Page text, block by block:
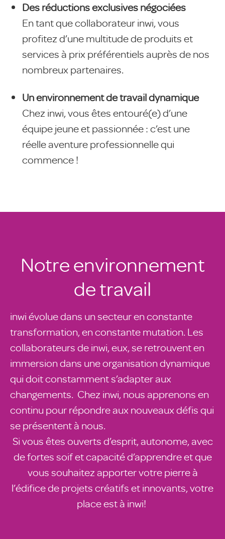
Des réductions exclusives négociées
En tant que collaborateur inwi, vous
profitez d’une multitude de produits et
services à prix préférentiels auprès de nos
nombreux partenaires.
Un environnement de travail dynamique
Chez inwi, vous êtes entouré(e) d’une
équipe jeune et passionnée : c’est une
réelle aventure professionnelle qui
commence !
Notre environnement
de travail
inwi évolue dans un secteur en constante
transformation, en constante mutation. Les
collaborateurs de inwi, eux, se retrouvent en
immersion dans une organisation dynamique
qui doit constamment s’adapter aux
changements. Chez inwi, nous apprenons en
continu pour répondre aux nouveaux défis qui
se présentent à nous.
Si vous êtes ouverts d’esprit, autonome, avec
de fortes soif et capacité d’apprendre et que
vous souhaitez apporter votre pierre à
l’édifice de projets créatifs et innovants, votre
place est à inwi!